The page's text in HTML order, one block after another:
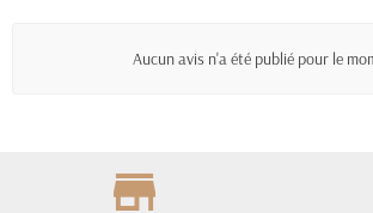
Aucun avis n'a été publié pour le